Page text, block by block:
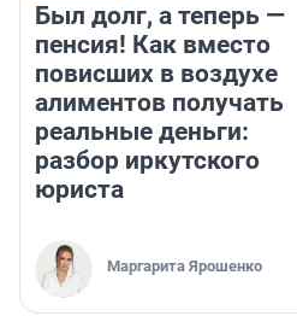
Был долг, а теперь —
пенсия! Как вместо
повисших в воздухе
алиментов получать
реальные деньги:
разбор иркутского
юриста
Маргарита Ярошенко